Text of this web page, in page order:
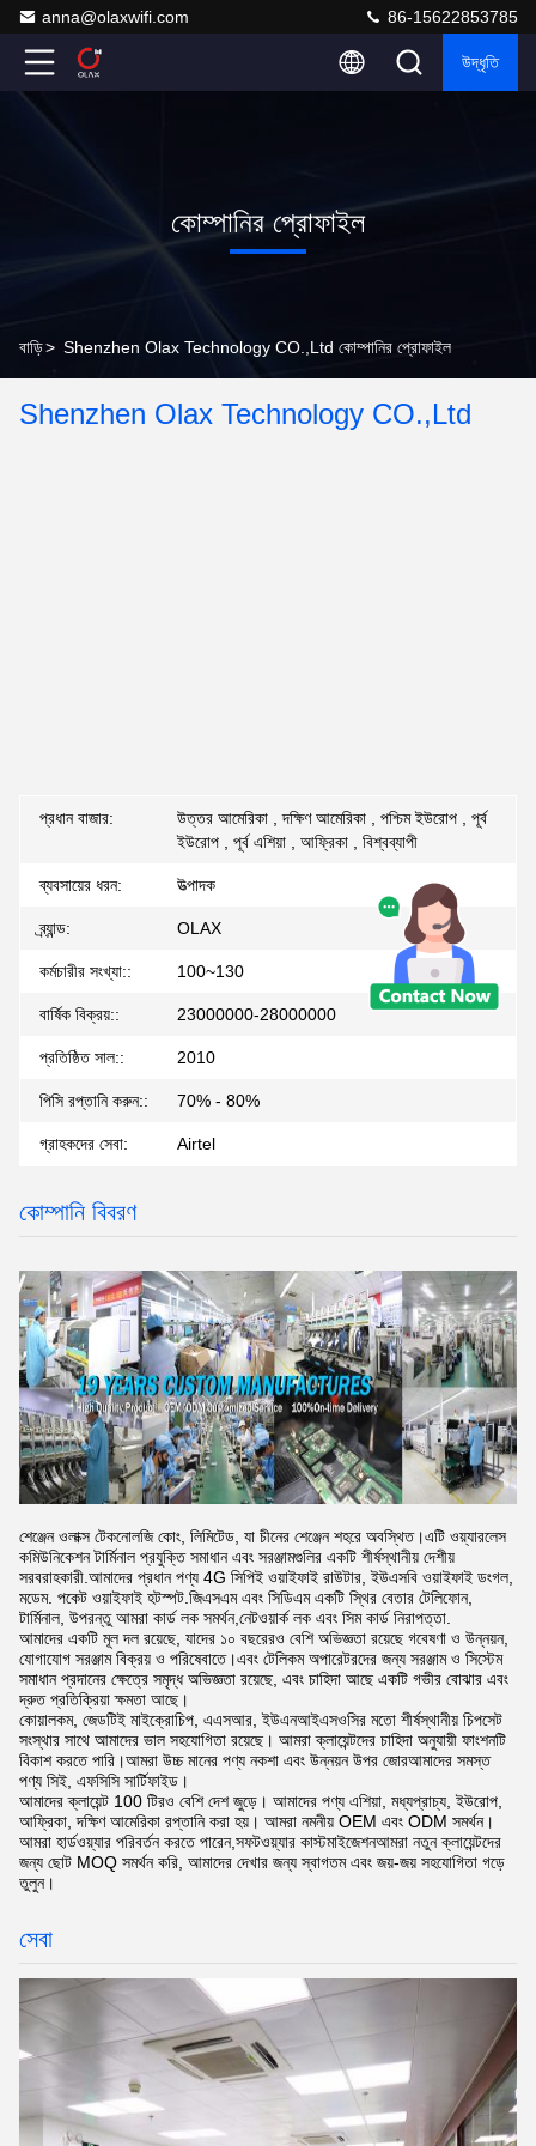
anna@olaxwifi.com 86-15622853785
উদ্ধৃতি
কোম্পানির প্রোফাইল
বাড়ি> Shenzhen Olax Technology CO.,Ltd কোম্পানির প্রোফাইল
Shenzhen Olax Technology CO.,Ltd
প্রধান বাজার:
উত্তর আমেরিকা , দক্ষিণ আমেরিকা , পশ্চিম ইউরোপ , পূর্ব
ইউরোপ , পূর্ব এশিয়া , আফ্রিকা , বিশ্বব্যাপী
ব্যবসায়ের ধরন: উত্পাদক
ব্র্যান্ড: OLAX
কর্মচারীর সংখ্যা:: 100~130
বার্ষিক বিক্রয়:: 23000000-28000000
প্রতিষ্ঠিত সাল:: 2010
পিসি রপ্তানি করুন:: 70% - 80%
গ্রাহকদের সেবা: Airtel
কোম্পানি বিবরণ
শেঞ্জেন ওলাক্স টেকনোলজি কোং, লিমিটেড, যা চীনের শেঞ্জেন শহরে অবস্থিত।এটি ওয়্যারলেস
কমিউনিকেশন টার্মিনাল প্রযুক্তি সমাধান এবং সরঞ্জামগুলির একটি শীর্ষস্থানীয় দেশীয়
সরবরাহকারী.আমাদের প্রধান পণ্য 4G সিপিই ওয়াইফাই রাউটার, ইউএসবি ওয়াইফাই ডংগল,
মডেম. পকেট ওয়াইফাই হটস্পট.জিএসএম এবং সিডিএম একটি স্থির বেতার টেলিফোন,
টার্মিনাল, উপরন্তু আমরা কার্ড লক সমর্থন,নেটওয়ার্ক লক এবং সিম কার্ড নিরাপত্তা.
আমাদের একটি মূল দল রয়েছে, যাদের ১০ বছরেরও বেশি অভিজ্ঞতা রয়েছে গবেষণা ও উন্নয়ন,
যোগাযোগ সরঞ্জাম বিক্রয় ও পরিষেবাতে।এবং টেলিকম অপারেটরদের জন্য সরঞ্জাম ও সিস্টেম
সমাধান প্রদানের ক্ষেত্রে সমৃদ্ধ অভিজ্ঞতা রয়েছে, এবং চাহিদা আছে একটি গভীর বোঝার এবং
দ্রুত প্রতিক্রিয়া ক্ষমতা আছে।
কোয়ালকম, জেডটিই মাইক্রোচিপ, এএসআর, ইউএনআইএসওসির মতো শীর্ষস্থানীয় চিপসেট
সংস্থার সাথে আমাদের ভাল সহযোগিতা রয়েছে। আমরা ক্লায়েন্টদের চাহিদা অনুযায়ী ফাংশনটি
বিকাশ করতে পারি।আমরা উচ্চ মানের পণ্য নকশা এবং উন্নয়ন উপর জোরআমাদের সমস্ত
পণ্য সিই, এফসিসি সার্টিফাইড।
আমাদের ক্লায়েন্ট 100 টিরও বেশি দেশ জুড়ে। আমাদের পণ্য এশিয়া, মধ্যপ্রাচ্য, ইউরোপ,
আফ্রিকা, দক্ষিণ আমেরিকা রপ্তানি করা হয়। আমরা নমনীয় OEM এবং ODM সমর্থন।
আমরা হার্ডওয়্যার পরিবর্তন করতে পারেন,সফটওয়্যার কাস্টমাইজেশনআমরা নতুন ক্লায়েন্টদের
জন্য ছোট MOQ সমর্থন করি, আমাদের দেখার জন্য স্বাগতম এবং জয়-জয় সহযোগিতা গড়ে
তুলুন।
সেবা